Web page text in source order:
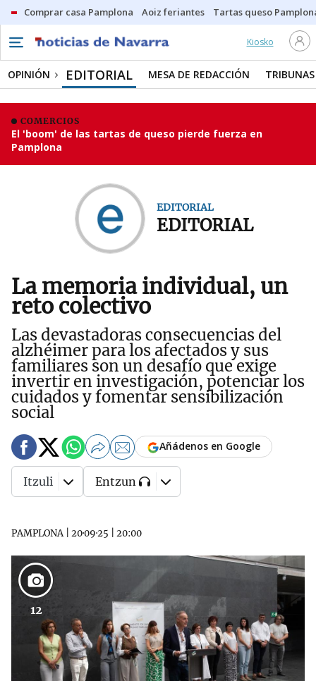
Comprar casa Pamplona Aoiz feriantes Tartas queso
Kiosko
OPINIÓN EDITORIAL MESA DE REDACCIÓN TRIBUNAS
COMERCIOS
El 'boom' de las tartas de queso pierde fuerza en
Pamplona
EDITORIAL
EDITORIAL
La memoria individual, un
reto colectivo
Las devastadoras consecuencias del
alzhéimer para los afectados y sus
familiares son un desafío que exige
invertir en investigación, potenciar los
cuidados y fomentar sensibilización
social
PAMPLONA| 20·09·25 20:00
Añádenos en Google
Itzuli Entzun
12